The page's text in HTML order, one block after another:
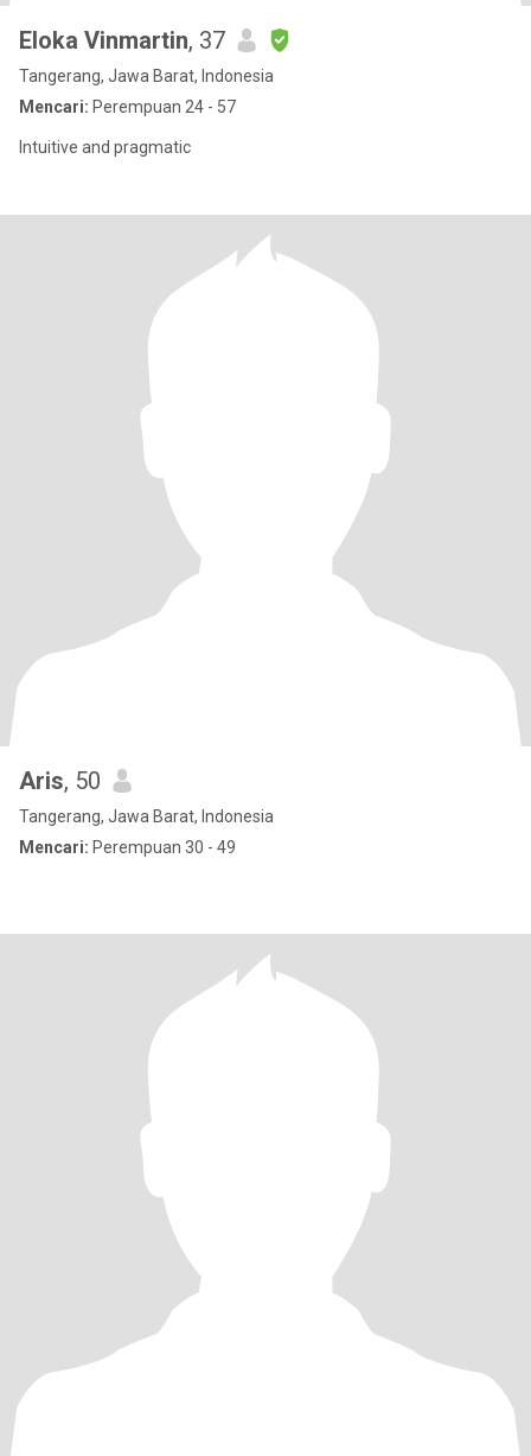
Eloka Vinmartin, 37
Tangerang, Jawa Barat, Indonesia
Mencari: Perempuan 24 - 57
Intuitive and pragmatic
Aris, 50
Tangerang, Jawa Barat, Indonesia
Mencari: Perempuan 30 - 49